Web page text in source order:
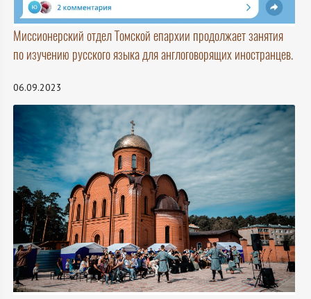
Миссионерский отдел Томской епархии продолжает занятия
по изучению русского языка для англоговорящих иностранцев.
06.09.2023